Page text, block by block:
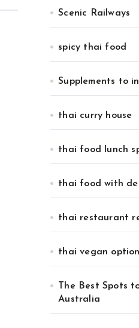
Scenic Railways
spicy thai food
Supplements to
thai curry house
thai food lunch
thai food with
thai restaurant
thai vegan
The Best Spots
Australia